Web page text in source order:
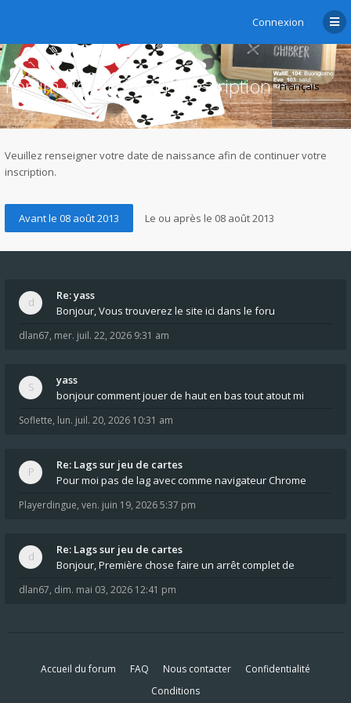
Connexion
Forum de chibre.ch - Inscription
Veuillez renseigner votre date de naissance afin de continuer votre
inscription.
Re: yass
Bonjour, Vous trouverez le site ici dans le foru
dlan67, mer. juil. 22, 2026 9:31 am
yass
bonjour comment jouer de haut en bas tout atout mi
Soflette, lun. juil. 20, 2026 10:31 am
Re: Lags sur jeu de cartes
Pour moi pas de lag avec comme navigateur Chrome
Playerdingue, ven. juin 19, 2026 5:37 pm
Re: Lags sur jeu de cartes
Bonjour, Première chose faire un arrêt complet de
dlan67, dim. mai 03, 2026 12:41 pm
Accueil du forum FAQ Nous contacter
Confidentialité
Conditions